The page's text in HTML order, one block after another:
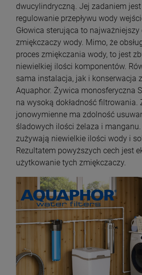
dwucylindryczną. Jej zadaniem
regulowanie przepływu wody
Głowica sterująca to najważniejszy
zmiękczaczy wody. Mimo, że
proces zmiękczania wody, to jest
niewielkiej ilości komponentów.
sama instalacja, jak i konserwacja
Aquaphor. Żywica monosferyczna
na wysoką dokładność filtrowania.
jonowymienne ma zdolność
śladowych ilości żelaza i
zużywają niewielkie ilości wody i
Rezultatem powyższych cech jest
użytkowanie tych zmiękczaczy.